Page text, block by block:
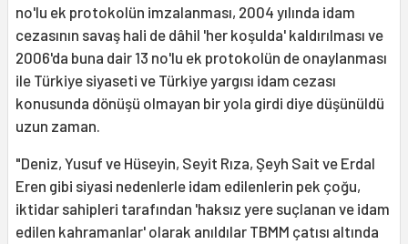
no'lu ek protokolün imzalanması, 2004 yılında idam
cezasının savaş hali de dâhil 'her koşulda' kaldırılması ve
2006'da buna dair 13 no'lu ek protokolün de onaylanması
ile Türkiye siyaseti ve Türkiye yargısı idam cezası
konusunda dönüşü olmayan bir yola girdi diye düşünüldü
uzun zaman.
"Deniz, Yusuf ve Hüseyin, Seyit Rıza, Şeyh Sait ve Erdal
Eren gibi siyasi nedenlerle idam edilenlerin pek çoğu,
iktidar sahipleri tarafından 'haksız yere suçlanan ve idam
edilen kahramanlar' olarak anıldılar TBMM çatısı altında